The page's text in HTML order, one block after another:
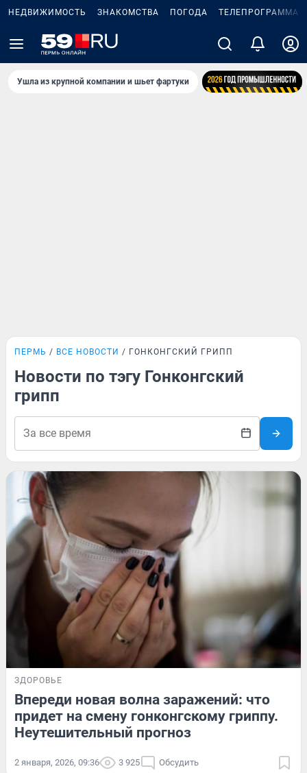
НЕДВИЖИМОСТЬ ЗНАКОМСТВА ПОГОДА ТЕЛЕПРОГРАММА
Ушла из крупной компании и шьет фартуки
ПЕРМЬ ВСЕ НОВОСТИ ГОНКОНГСКИЙ ГРИПП
Новости по тэгу Гонконгский
грипп
ЗДОРОВЬЕ
Впереди новая волна заражений: что
придет на смену гонконгскому гриппу.
Неутешительный прогноз
2 января, 2026, 09:36 3 925 Обсудить